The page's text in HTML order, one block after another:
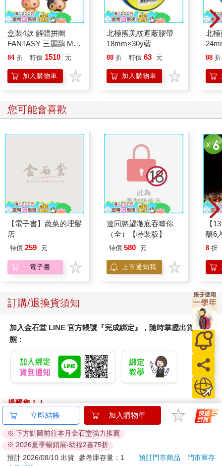
盒裝4款 解體拼圖
FANTASY 三麗鷗 Mix
熱帶櫻桃系列 立體拼
蒂貓 酷洛米 帕恰狗 美
樂蒂 KAITAI
84 折 特價 1510 元
加入購物車
北極熊美紋遮蔽膠帶
18mm×30y藍
88 折 特價 63 元
加入購物車
北
88 折
您可能會喜歡
【電子書】蔬菜的理髮
店
特價 259 元
電子書
連同慾望澈底吞噬你
（全）【特裝版】
特價 580 元
上市通知我
【
釀6
8 折
訂購/退換貨須知
加入金石堂 LINE 官方帳號『完成綁定』，隨時掌握出貨動
態：
提醒您！！
金石堂及銀行均不會請您操作ATM! 如接獲電話要求您前往
ATM提款機，請不要聽從指示，以免受騙上當！
退換貨須知：
**提醒您，鑑賞期不等於試用期，退回商品須為全新狀態**
立即結帳 加入購物車
※ 下方點圖前往本月金石堂強力推薦
※ 2026夏季暢銷展-幼福2書75折
預計 2026/08/10 出貨 參考庫存量：1 預訂門市商品
門市庫存